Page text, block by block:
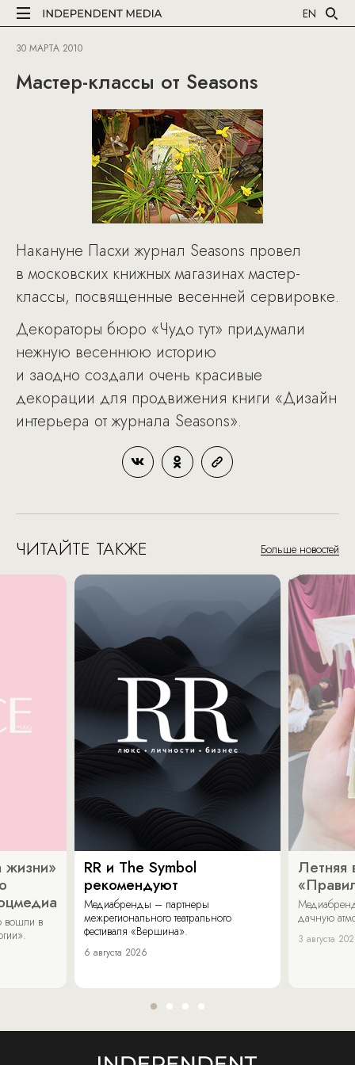
EN
30 МАРТА 2010
Мастер-классы от Seasons
Накануне Пасхи журнал Seasons провел
в московских книжных магазинах мастер-
классы, посвященные весенней сервировке.
Декораторы бюро «Чудо тут» придумали
нежную весеннюю историю
и заодно создали очень красивые
декорации для продвижения книги «Дизайн
интерьера от журнала Seasons».
ЧИТАЙТЕ ТАКЖЕ Больше новостей
жизни»
вошли в
RR и The Symbol
рекомендуют
Медиабренды – партнеры
межрегионального театрального
фестиваля «Вершина».
6 августа 2026
Летняя
дачную
3 августа